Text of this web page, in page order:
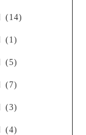
(14)
(1)
(5)
(7)
(3)
(4)